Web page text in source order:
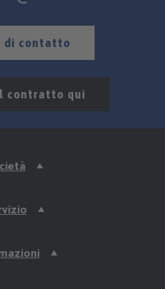
di contatto
contratto qui